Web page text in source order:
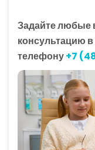
Задайте любые
консультацию
телефону+7